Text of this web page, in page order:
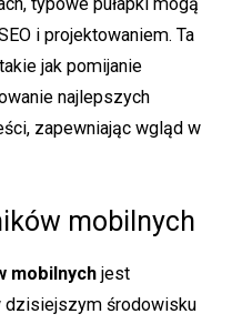
i projektowaniem. Ta
jak pomijanie
najlepszych
zapewniając wgląd w
mobilnych
mobilnych jest
dzisiejszym środowisku